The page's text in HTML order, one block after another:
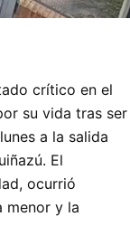
crítico en el
su vida tras ser
a la salida
El
ocurrió
menor y la